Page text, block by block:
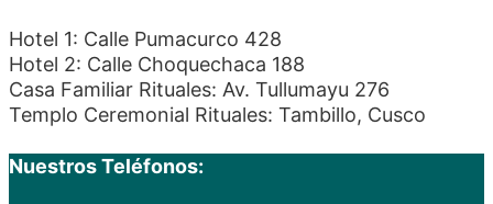
Hotel 1: Calle Pumacurco 428
Hotel 2: Calle Choquechaca 188
Casa Familiar Rituales: Av. Tullumayu 276
Templo Ceremonial Rituales: Tambillo, Cusco
Nuestros Teléfonos: